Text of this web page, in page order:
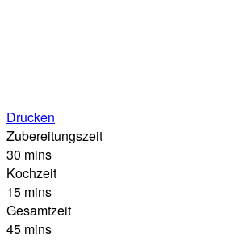
Drucken
Zubereitungszeit
30 mins
Kochzeit
15 mins
Gesamtzeit
45 mins